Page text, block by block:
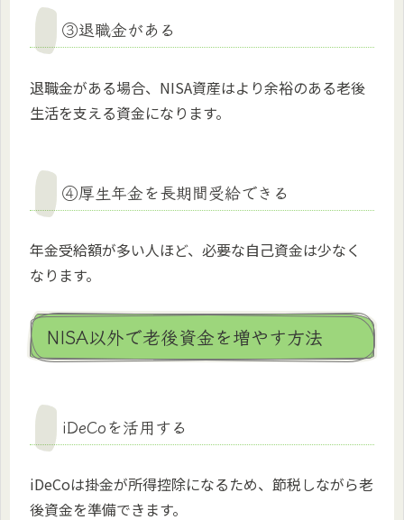
③退職金がある
退職金がある場合、NISA資産はより余裕のある老後
生活を支える資金になります。
④厚生年金を長期間受給できる
年金受給額が多い人ほど、必要な自己資金は少なく
なります。
NISA以外で老後資金を増やす方法
iDeCoを活用する
iDeCoは掛金が所得控除になるため、節税しながら老
後資金を準備できます。